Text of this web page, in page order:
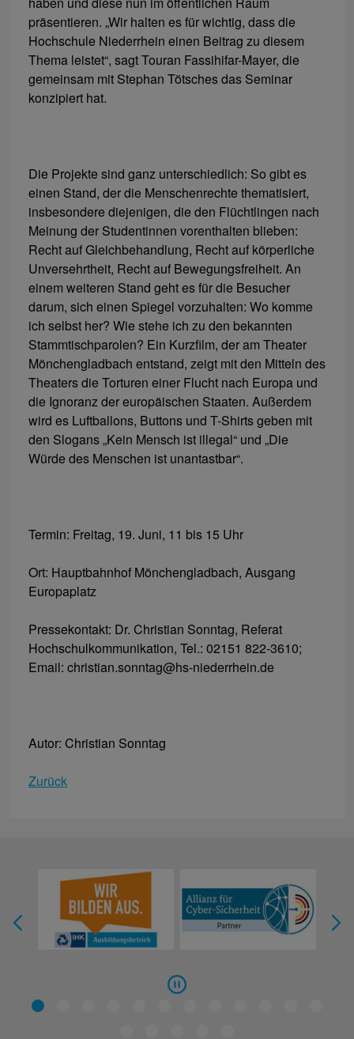
präsentieren. „Wir halten es für wichtig, dass die
Hochschule Niederrhein einen Beitrag zu diesem
Thema leistet“, sagt Touran Fassihifar-Mayer, die
gemeinsam mit Stephan Tötsches das Seminar
konzipiert hat.
Die Projekte sind ganz unterschiedlich: So gibt es
einen Stand, der die Menschenrechte thematisiert,
insbesondere diejenigen, die den Flüchtlingen nach
Meinung der Studentinnen vorenthalten blieben:
Recht auf Gleichbehandlung, Recht auf körperliche
Unversehrtheit, Recht auf Bewegungsfreiheit. An
einem weiteren Stand geht es für die Besucher
darum, sich einen Spiegel vorzuhalten: Wo komme
ich selbst her? Wie stehe ich zu den bekannten
Stammtischparolen? Ein Kurzfilm, der am Theater
Mönchengladbach entstand, zeigt mit den Mitteln des
Theaters die Torturen einer Flucht nach Europa und
die Ignoranz der europäischen Staaten. Außerdem
wird es Luftballons, Buttons und T-Shirts geben mit
den Slogans „Kein Mensch ist illegal“ und „Die
Würde des Menschen ist unantastbar“.
Termin: Freitag, 19. Juni, 11 bis 15 Uhr
Ort: Hauptbahnhof Mönchengladbach, Ausgang
Europaplatz
Pressekontakt: Dr. Christian Sonntag, Referat
Hochschulkommunikation, Tel.: 02151 822-3610;
Email: christian.sonntag@hs-niederrhein.de
Autor: Christian Sonntag
Zurück